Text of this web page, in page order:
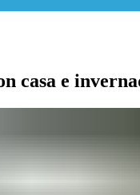
casa e